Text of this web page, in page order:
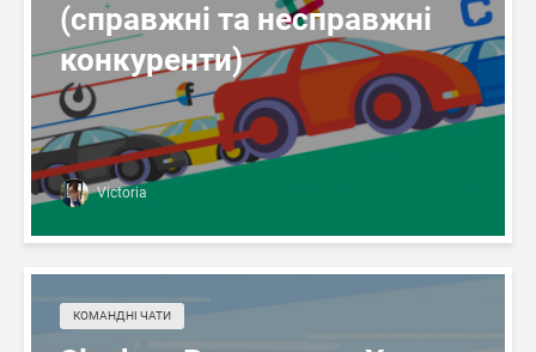
(справжні та несправжні
конкуренти)
Victoria
КОМАНДНІ ЧАТИ